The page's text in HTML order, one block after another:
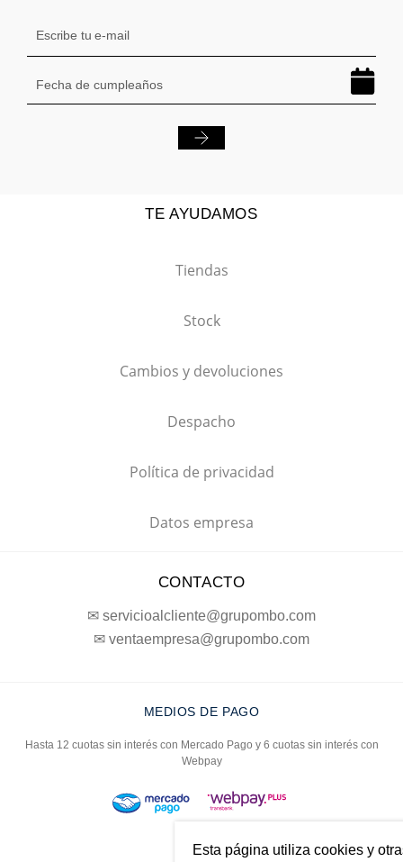
TE AYUDAMOS
Tiendas
Stock
Cambios y devoluciones
Despacho
Política de privacidad
Datos empresa
CONTACTO
✉ servicioalcliente@grupombo.com
✉ ventaempresa@grupombo.com
MEDIOS DE PAGO
Hasta 12 cuotas sin interés con Mercado Pago y 6 cuotas sin interés con
Webpay
Esta página utiliza cookies y